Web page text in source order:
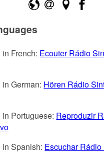
French: Ecouter Rádio
German: Hören Rádio
Portuguese: Reproduzir
Spanish: Escuchar